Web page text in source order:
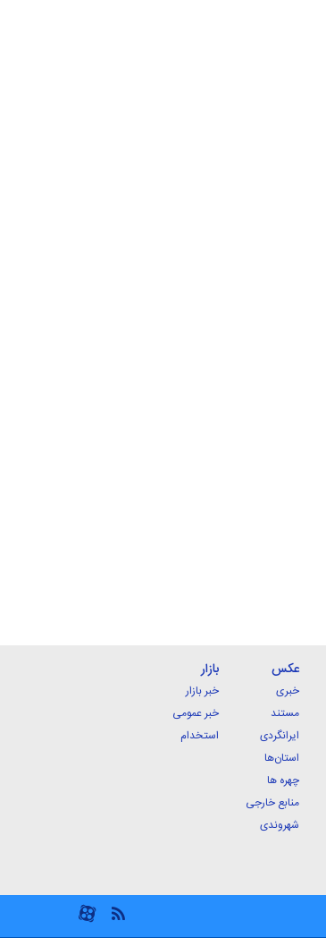
عکس
خبری
مستند
ایرانگردی
استان‌ها
چهره ها
منابع خارجی
شهروندی
بازار
خبر بازار
خبر عمومی
استخدام